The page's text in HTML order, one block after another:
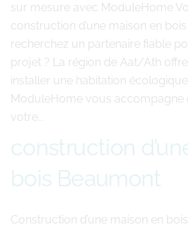
sur mesure avec ModuleHome
construction d’une maison en
recherchez un partenaire fiable
projet ? La région de Aat/Ath
installer une habitation
ModuleHome vous accompagne
votre...
construction
bois Beaumont
Construction d’une maison en